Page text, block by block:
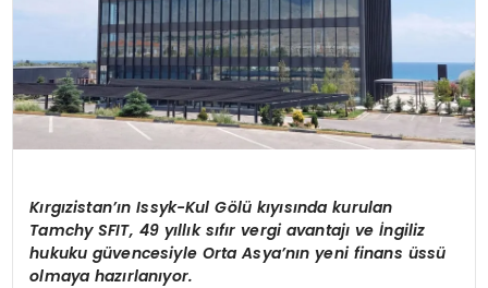
Kırgızistan’ın Issyk-Kul Gölü kıyısında kurulan
Tamchy SFIT, 49 yıllık sıfır vergi avantajı ve İngiliz
hukuku güvencesiyle Orta Asya’nın yeni finans üssü
olmaya hazırlanıyor.